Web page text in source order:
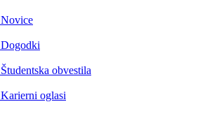
Novice
Dogodki
Študentska obvestila
Karierni oglasi